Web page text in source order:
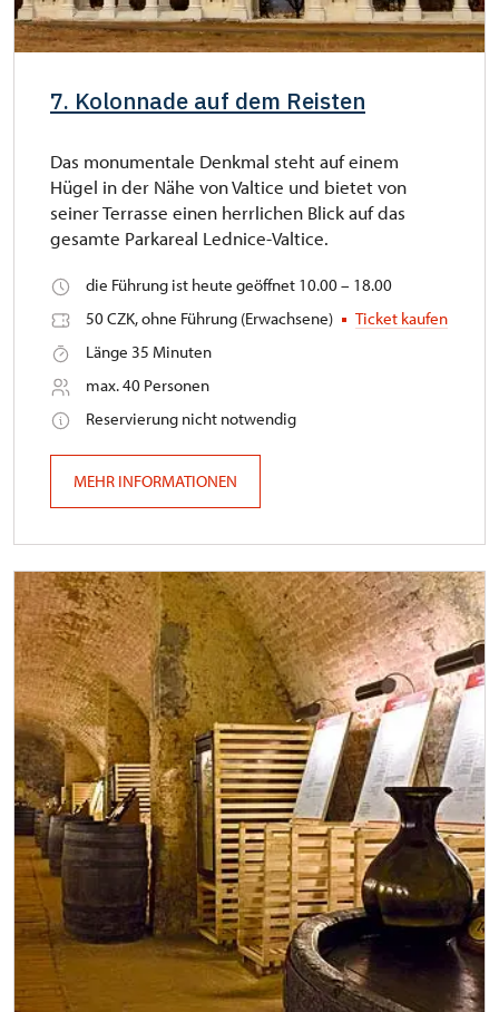
7. Kolonnade auf dem Reisten
Das monumentale Denkmal steht auf einem
Hügel in der Nähe von Valtice und bietet von
seiner Terrasse einen herrlichen Blick auf das
gesamte Parkareal Lednice-Valtice.
die Führung ist heute geöffnet 10.00 – 18.00
50 CZK, ohne Führung (Erwachsene)
Ticket kaufen
Länge 35 Minuten
max. 40 Personen
Reservierung nicht notwendig
MEHR INFORMATIONEN